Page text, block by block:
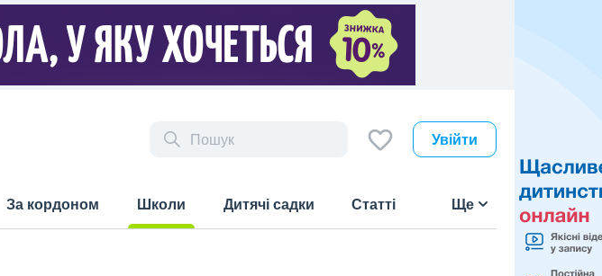
Увійти
За кордоном
Школи
Дитячі садки Статті Ще